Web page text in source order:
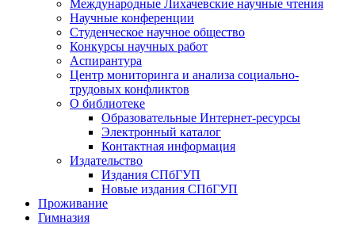
Международные Лихачевские научные чтения
Научные конференции
Студенческое научное общество
Конкурсы научных работ
Аспирантура
Центр мониторинга и анализа социально-
трудовых конфликтов
О библиотеке
Образовательные Интернет-ресурсы
Электронный каталог
Контактная информация
Издательство
Издания СПбГУП
Новые издания СПбГУП
Проживание
Гимназия